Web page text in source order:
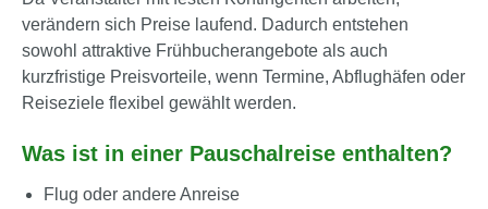
verändern sich Preise laufend. Dadurch entstehen
sowohl attraktive Frühbucherangebote als auch
kurzfristige Preisvorteile, wenn Termine, Abflughäfen oder
Reiseziele flexibel gewählt werden.
Was ist in einer Pauschalreise enthalten?
Flug oder andere Anreise